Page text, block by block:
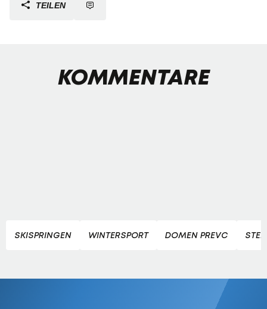
TEILEN
KOMMENTARE
SKISPRINGEN WINTERSPORT DOMEN PREVC